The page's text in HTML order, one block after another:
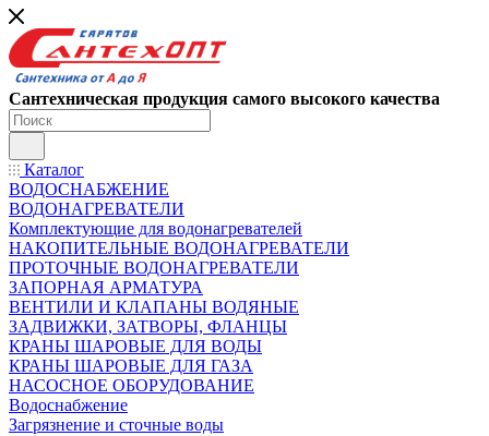
Сантехническая продукция самого высокого качества
Каталог
ВОДОСНАБЖЕНИЕ
ВОДОНАГРЕВАТЕЛИ
Комплектующие для водонагревателей
НАКОПИТЕЛЬНЫЕ ВОДОНАГРЕВАТЕЛИ
ПРОТОЧНЫЕ ВОДОНАГРЕВАТЕЛИ
ЗАПОРНАЯ АРМАТУРА
ВЕНТИЛИ И КЛАПАНЫ ВОДЯНЫЕ
ЗАДВИЖКИ, ЗАТВОРЫ, ФЛАНЦЫ
КРАНЫ ШАРОВЫЕ ДЛЯ ВОДЫ
КРАНЫ ШАРОВЫЕ ДЛЯ ГАЗА
НАСОСНОЕ ОБОРУДОВАНИЕ
Водоснабжение
Загрязнение и сточные воды